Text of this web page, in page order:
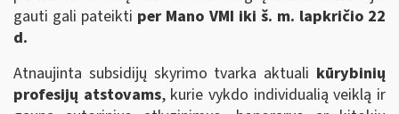
gauti gali pateikti per Mano VMI iki š. m. lapkričio 22
d.
Atnaujinta subsidijų skyrimo tvarka aktuali kūrybinių
profesijų atstovams, kurie vykdo individualią veiklą ir